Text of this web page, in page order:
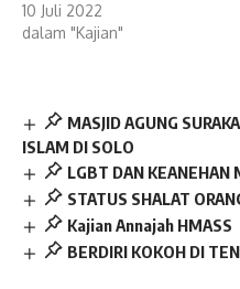
10 Juli 2022
dalam "Kajian"
MASJID AGUNG
ISLAM DI SOLO
LGBT DAN KEANEHAN
STATUS SHALAT
Kajian Annajah HMASS
BERDIRI KOKOH DI